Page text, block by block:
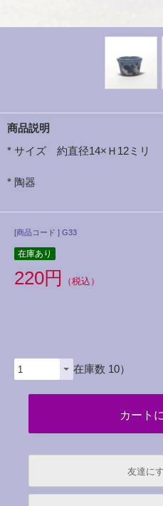
商品説明
* サイズ 約直径
* 陶器
[商品コード ] G33
在庫あり
220円 （税込）
（在庫数 10）
友達に